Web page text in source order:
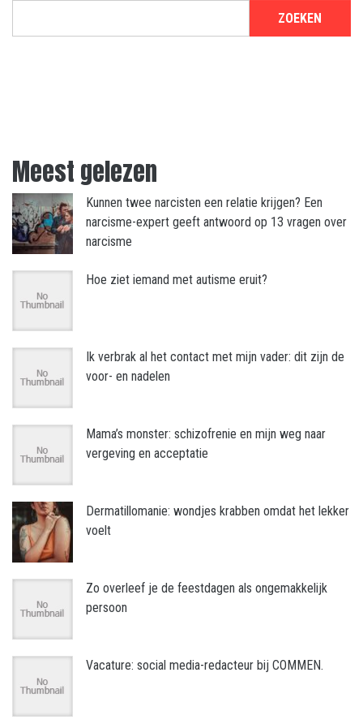
ZOEKEN
Meest gelezen
Kunnen twee narcisten een relatie krijgen? Een
narcisme-expert geeft antwoord op 13 vragen over
narcisme
Hoe ziet iemand met autisme eruit?
Ik verbrak al het contact met mijn vader: dit zijn de
voor- en nadelen
Mama’s monster: schizofrenie en mijn weg naar
vergeving en acceptatie
Dermatillomanie: wondjes krabben omdat het lekker
voelt
Zo overleef je de feestdagen als ongemakkelijk
persoon
Vacature: social media-redacteur bij COMMEN.